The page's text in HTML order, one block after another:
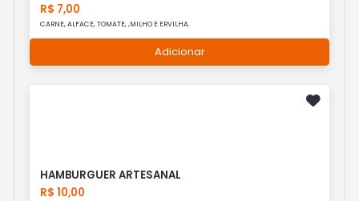
R$ 7,00
CARNE, ALFACE, TOMATE, ,MILHO E ERVILHA.
Adicionar
HAMBURGUER ARTESANAL
R$ 10,00